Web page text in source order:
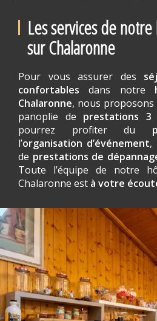
Les services de
sur Chalaronne
Pour vous assurer des
confortables dans notre
Chalaronne, nous proposons
panoplie de prestations 3
pourrez profiter du
l’organisation d’événement,
de prestations de
Toute l’équipe de notre
Chalaronne est à votre